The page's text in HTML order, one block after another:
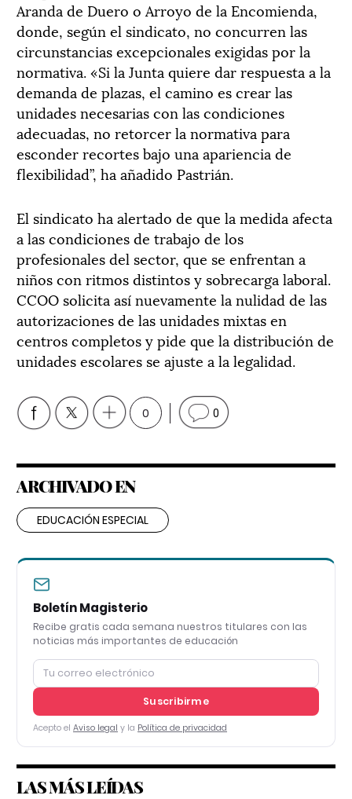
Aranda de Duero o Arroyo de la Encomienda,
donde, según el sindicato, no concurren las
circunstancias excepcionales exigidas por la
normativa. «Si la Junta quiere dar respuesta a la
demanda de plazas, el camino es crear las
unidades necesarias con las condiciones
adecuadas, no retorcer la normativa para
esconder recortes bajo una apariencia de
flexibilidad”, ha añadido Pastrián.
El sindicato ha alertado de que la medida afecta
a las condiciones de trabajo de los
profesionales del sector, que se enfrentan a
niños con ritmos distintos y sobrecarga laboral.
CCOO solicita así nuevamente la nulidad de las
autorizaciones de las unidades mixtas en
centros completos y pide que la distribución de
unidades escolares se ajuste a la legalidad.
0 0
ARCHIVADO EN
EDUCACIÓN ESPECIAL
Boletín Magisterio
Recibe gratis cada semana nuestros titulares con las
noticias más importantes de educación
Suscribirme
Acepto el Aviso legal y la Política de privacidad
LAS MÁS LEÍDAS